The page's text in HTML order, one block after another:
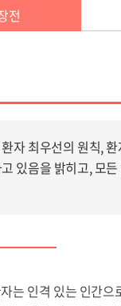
전
자 최우선의 원칙,
있음을 밝히고, 모
는 인격 있는 인간으